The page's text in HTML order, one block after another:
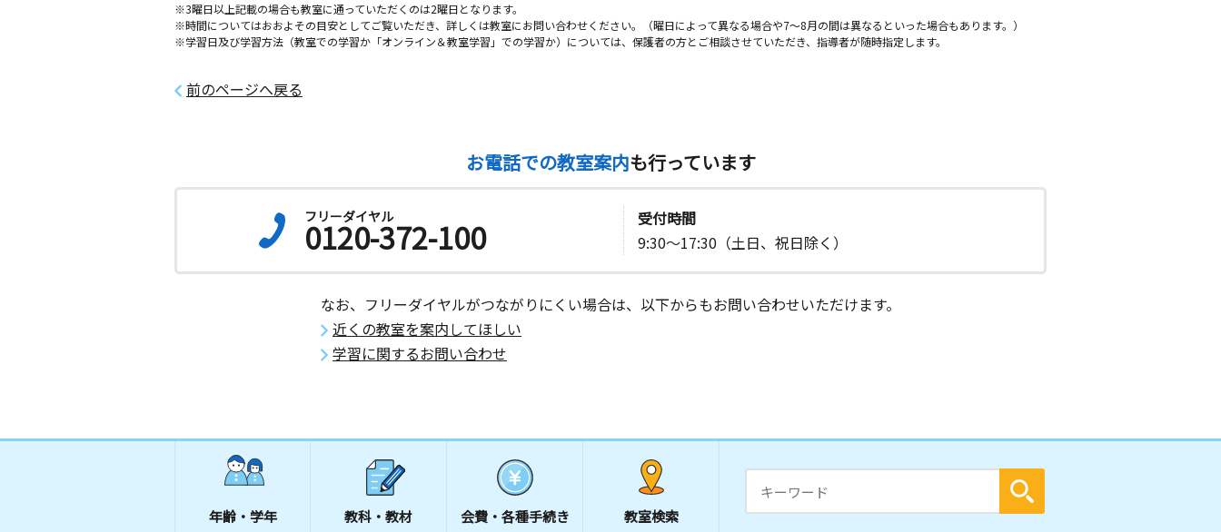
※3曜日以上記載の場合も教室に通っていただくのは2曜日となります。
※時間についてはおおよその目安としてご覧いただき、詳しくは教室にお問い合わせください。（曜日によって異なる場合や7～8月の間は異なるといった場合もあります。）
※学習日及び学習方法（教室での学習か「オンライン＆教室学習」での学習か）については、保護者の方とご相談させていただき、指導者が随時指定します。
前のページへ戻る
お電話での教室案内も行っています
フリーダイヤル
0120-372-100
受付時間
9:30～17:30（土日、祝日除く）
なお、フリーダイヤルがつながりにくい場合は、以下からもお問い合わせいただけます。
近くの教室を案内してほしい
学習に関するお問い合わせ
年齢・学年 教科・教材 会費・ 各種手続き 教室検索